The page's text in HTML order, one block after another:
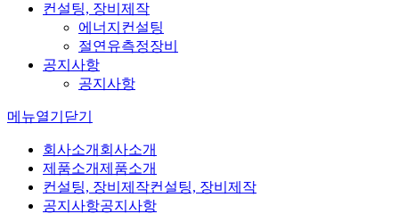
컨설팅, 장비제작
에너지컨설팅
절연유측정장비
공지사항
공지사항
메뉴열기 닫기
회사소개 회사소개
제품소개제품소개
컨설팅, 장비제작컨설팅, 장비제작
공지사항공지사항